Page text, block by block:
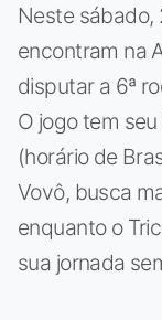
Neste sábado,
encontram na
disputar a 6ª
O jogo tem
(horário de
Vovô, busca
enquanto o
sua jornada